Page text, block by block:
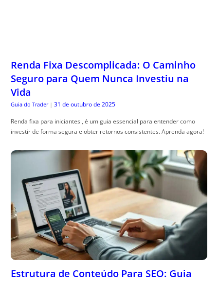
Renda Fixa Descomplicada: O Caminho
Seguro para Quem Nunca Investiu na
Vida
Guia do Trader | 31 de outubro de 2025
Renda fixa para iniciantes , é um guia essencial para entender como
investir de forma segura e obter retornos consistentes. Aprenda agora!
Estrutura de Conteúdo Para SEO: Guia